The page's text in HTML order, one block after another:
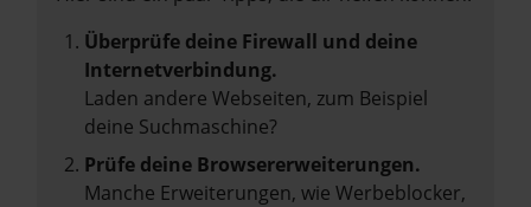
Überprüfe deine Firewall und deine
Internetverbindung.
Laden andere Webseiten, zum Beispiel
deine Suchmaschine?
Prüfe deine Browsererweiterungen.
Manche Erweiterungen, wie Werbeblocker,